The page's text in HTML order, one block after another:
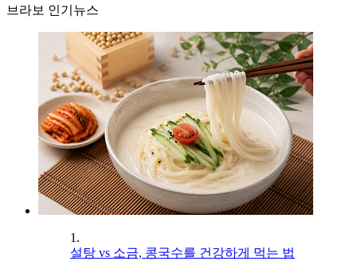
브라보 인기뉴스
1.
설탕 vs 소금, 콩국수를 건강하게 먹는 법